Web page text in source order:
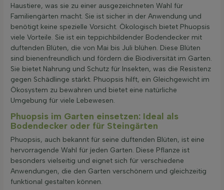
Haustiere, was sie zu einer ausgezeichneten Wahl für
Familiengärten macht. Sie ist sicher in der Anwendung und
benötigt keine spezielle Vorsicht. Ökologisch bietet Phuopsis
viele Vorteile. Sie ist ein teppichbildender Bodendecker mit
duftenden Blüten, die von Mai bis Juli blühen. Diese Blüten
sind bienenfreundlich und fördern die Biodiversität im Garten.
Sie bietet Nahrung und Schutz für Insekten, was die Resistenz
gegen Schädlinge stärkt. Phuopsis hilft, ein Gleichgewicht im
Ökosystem zu bewahren und bietet eine natürliche
Umgebung für viele Lebewesen.
Phuopsis im Garten einsetzen: Ideal als
Bodendecker oder für Steingärten
Phuopsis, auch bekannt für seine duftenden Blüten, ist eine
hervorragende Wahl für jeden Garten. Diese Pflanze ist
besonders vielseitig und eignet sich für verschiedene
Anwendungen, die den Garten verschönern und gleichzeitig
funktional gestalten können.